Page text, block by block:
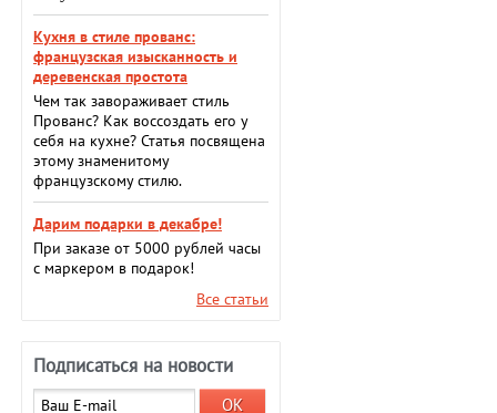
Кухня в стиле прованс:
французская изысканность и
деревенская простота
Чем так завораживает стиль
Прованс? Как воссоздать его у
себя на кухне? Статья посвящена
этому знаменитому
французскому стилю.
Дарим подарки в декабре!
При заказе от 5000 рублей часы
с маркером в подарок!
Все статьи
Подписаться на новости